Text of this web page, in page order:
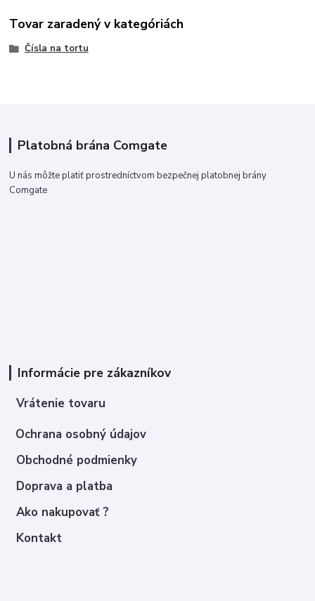
Tovar zaradený v kategóriách
Čísla na tortu
Platobná brána Comgate
U nás môžte platiť prostredníctvom bezpečnej platobnej brány
Comgate
Informácie pre zákazníkov
Vrátenie tovaru
Ochrana osobný údajov
Obchodné podmienky
Doprava a platba
Ako nakupovať ?
Kontakt